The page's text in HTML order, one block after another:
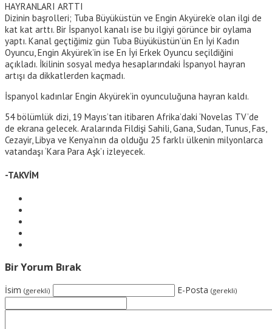
HAYRANLARI ARTTI
Dizinin başrolleri; Tuba Büyüküstün ve Engin Akyürek’e olan ilgi de
kat kat arttı. Bir İspanyol kanalı ise bu ilgiyi görünce bir oylama
yaptı. Kanal geçtiğimiz gün Tuba Büyüküstün’ün En İyi Kadın
Oyuncu, Engin Akyürek’in ise En İyi Erkek Oyuncu seçildiğini
açıkladı. İkilinin sosyal medya hesaplarındaki İspanyol hayran
artışı da dikkatlerden kaçmadı.
İspanyol kadınlar Engin Akyürek’in oyunculuğuna hayran kaldı.
54 bölümlük dizi, 19 Mayıs’tan itibaren Afrika’daki ‘Novelas TV’de
de ekrana gelecek. Aralarında Fildişi Sahili, Gana, Sudan, Tunus, Fas,
Cezayir, Libya ve Kenya’nın da olduğu 25 farklı ülkenin milyonlarca
vatandaşı ‘Kara Para Aşk’ı izleyecek.
-TAKVİM
Bir Yorum Bırak
İsim (gerekli) E-Posta (gerekli)